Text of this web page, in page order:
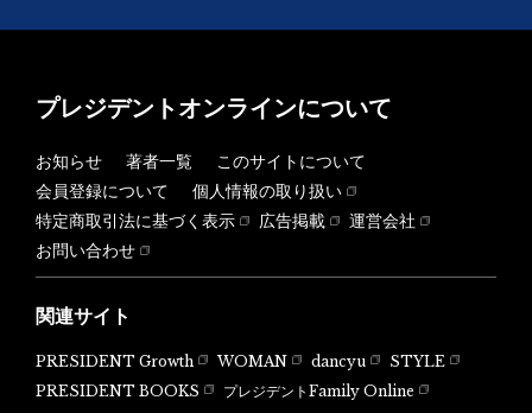
プレジデントオンラインについて
お知らせ 著者一覧
このサイトについて
会員登録について
個人情報の取り扱い
特定商取引法に基づく表示
広告掲載
運営会社
お問い合わせ
関連サイト
PRESIDENT Growth WOMAN dancyu
STYLE
PRESIDENT BOOKS
プレジデントFamily Online